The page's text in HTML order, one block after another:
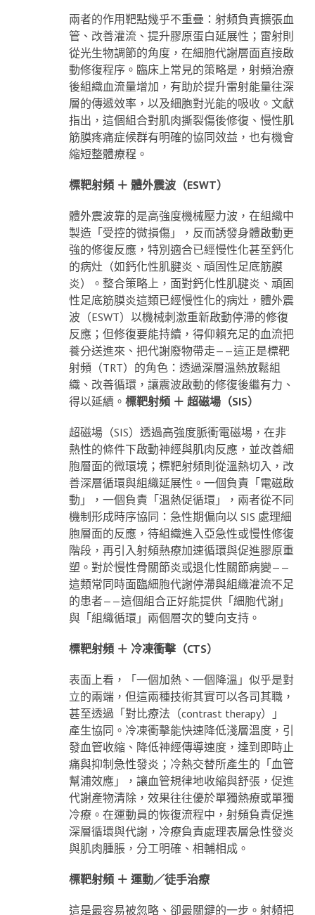
兩者的作用靶點幾乎不重疊：射頻負責擴張血
管、改善灌流、提升膠原蛋白延展性；雷射則
從光生物調節的角度，在細胞代謝層面直接啟
動修復程序。臨床上常見的策略是，射頻治療
後組織血流量增加，有助於提升雷射能量往深
層的傳遞效率，以及細胞對光能的吸收。文獻
指出，這個組合對肌肉撕裂傷後修復、慢性肌
筋膜疼痛症候群有明確的協同效益，也有機會
縮短整體療程。
標靶射頻 ＋ 體外震波（ESWT）
體外震波靠的是高強度機械壓力波，在組織中
製造「受控的微損傷」，反而誘發身體啟動更
強的修復反應，特別適合已經慢性化甚至鈣化
的病灶（如鈣化性肌腱炎、頑固性足底筋膜
炎）。整合策略上，面對鈣化性肌腱炎、頑固
性足底筋膜炎這類已經慢性化的病灶，體外震
波（ESWT）以機械刺激重新啟動停滯的修復
反應；但修復要能持續，得仰賴充足的血流把
養分送進來、把代謝廢物帶走——這正是標靶
射頻（TRT）的角色：透過深層溫熱放鬆組
織、改善循環，讓震波啟動的修復後繼有力、
得以延續。 標靶射頻 ＋ 超磁場（SIS）
超磁場（SIS）透過高強度脈衝電磁場，在非
熱性的條件下啟動神經與肌肉反應，並改善細
胞層面的微環境；標靶射頻則從溫熱切入，改
善深層循環與組織延展性。一個負責「電磁啟
動」，一個負責「溫熱促循環」，兩者從不同
機制形成時序協同：急性期偏向以 SIS 處理細
胞層面的反應，待組織進入亞急性或慢性修復
階段，再引入射頻熱療加速循環與促進膠原重
塑。對於慢性骨關節炎或退化性關節病變——
這類常同時面臨細胞代謝停滯與組織灌流不足
的患者——這個組合正好能提供「細胞代謝」
與「組織循環」兩個層次的雙向支持。
標靶射頻 ＋ 冷凍衝擊（CTS）
表面上看，「一個加熱、一個降溫」似乎是對
立的兩端，但這兩種技術其實可以各司其職，
甚至透過「對比療法（contrast therapy）」
產生協同。冷凍衝擊能快速降低淺層溫度，引
發血管收縮、降低神經傳導速度，達到即時止
痛與抑制急性發炎；冷熱交替所產生的「血管
幫浦效應」，讓血管規律地收縮與舒張，促進
代謝產物清除，效果往往優於單獨熱療或單獨
冷療。在運動員的恢復流程中，射頻負責促進
深層循環與代謝，冷療負責處理表層急性發炎
與肌肉腫脹，分工明確、相輔相成。
標靶射頻 ＋ 運動／徒手治療
這是最容易被忽略、卻最關鍵的一步。射頻把